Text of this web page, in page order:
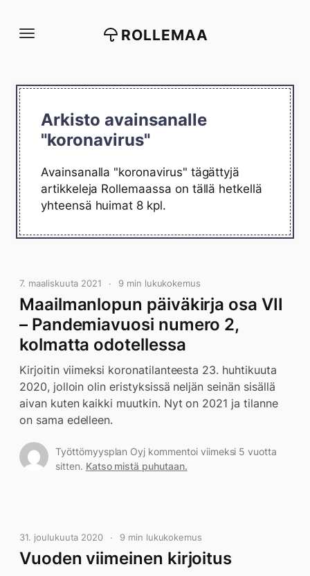
suoraan
ROLLEMAA
Arkisto avainsanalle
"koronavirus"
Avainsanalla "koronavirus" tägättyjä
artikkeleja Rollemaassa on tällä hetkellä
yhteensä huimat 8 kpl.
7. maaliskuuta 2021 9 min lukukokemus
Maailmanlopun päiväkirja osa VII
– Pandemiavuosi numero 2,
kolmatta odotellessa
Kirjoitin viimeksi koronatilanteesta 23. huhtikuuta
2020, jolloin olin eristyksissä neljän seinän sisällä
aivan kuten kaikki muutkin. Nyt on 2021 ja tilanne
on sama edelleen.
Työttömyysplan Oyj kommentoi viimeksi 5 vuotta
sitten. Katso mistä puhutaan.
31. joulukuuta 2020 9 min lukukokemus
Vuoden viimeinen kirjoitus